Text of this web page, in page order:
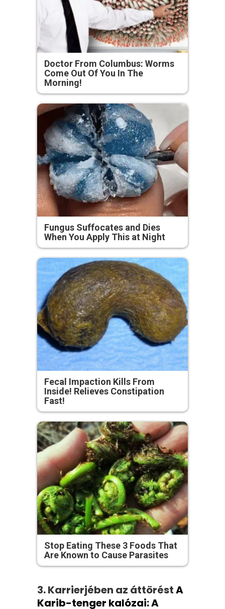
Doctor From Columbus: Worms
Come Out Of You In The
Morning!
Fungus Suffocates and Dies
When You Apply This at Night
Fecal Impaction Kills From
Inside! Relieves Constipation
Fast!
Stop Eating These 3 Foods That
Are Known to Cause Parasites
3. Karrierjében az áttöréstA
Karib-tenger kalózai: A